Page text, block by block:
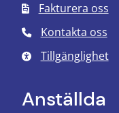
Fakturera oss
Kontakta oss
Tillgänglighet
Anställda